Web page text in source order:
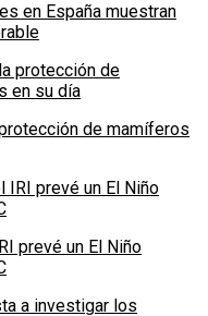
en España muestran
de mamíferos
prevé un El Niño